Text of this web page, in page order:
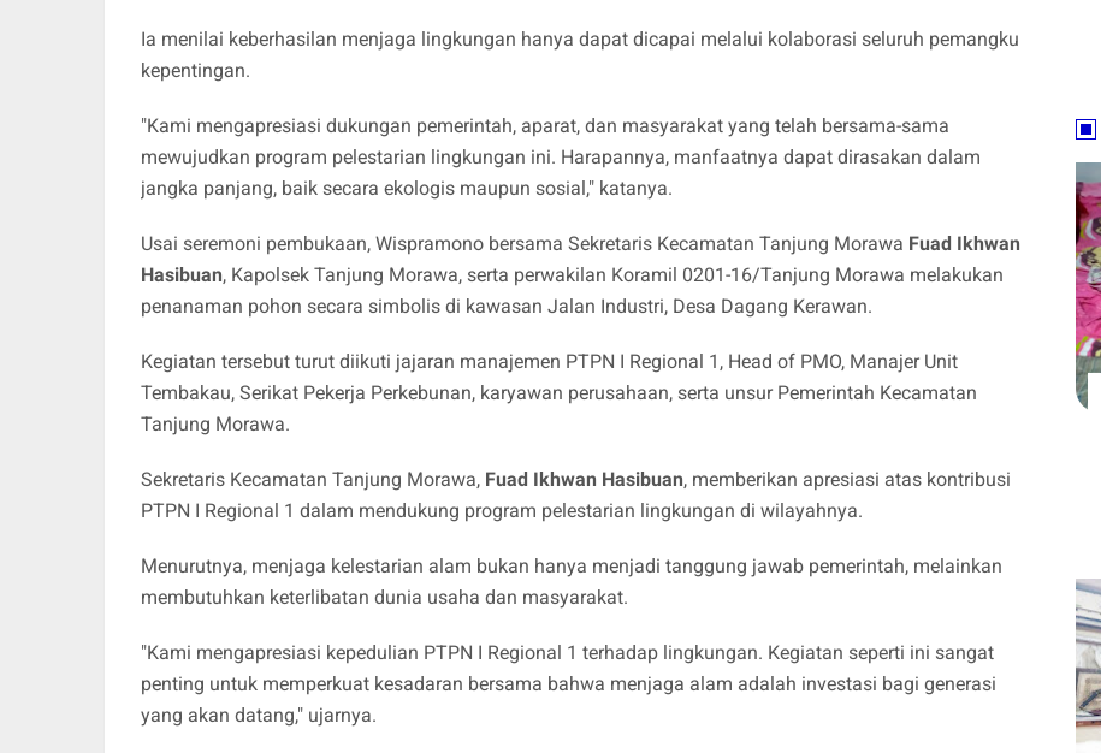
Ia menilai keberhasilan menjaga lingkungan hanya dapat dicapai melalui kolaborasi seluruh pemangku
kepentingan.
"Kami mengapresiasi dukungan pemerintah, aparat, dan masyarakat yang telah bersama-sama
mewujudkan program pelestarian lingkungan ini. Harapannya, manfaatnya dapat dirasakan dalam
jangka panjang, baik secara ekologis maupun sosial," katanya.
Usai seremoni pembukaan, Wispramono bersama Sekretaris Kecamatan Tanjung Morawa Fuad Ikhwan
Hasibuan, Kapolsek Tanjung Morawa, serta perwakilan Koramil 0201-16/Tanjung Morawa melakukan
penanaman pohon secara simbolis di kawasan Jalan Industri, Desa Dagang Kerawan.
Kegiatan tersebut turut diikuti jajaran manajemen PTPN I Regional 1, Head of PMO, Manajer Unit
Tembakau, Serikat Pekerja Perkebunan, karyawan perusahaan, serta unsur Pemerintah Kecamatan
Tanjung Morawa.
Sekretaris Kecamatan Tanjung Morawa, Fuad Ikhwan Hasibuan, memberikan apresiasi atas kontribusi
PTPN I Regional 1 dalam mendukung program pelestarian lingkungan di wilayahnya.
Menurutnya, menjaga kelestarian alam bukan hanya menjadi tanggung jawab pemerintah, melainkan
membutuhkan keterlibatan dunia usaha dan masyarakat.
"Kami mengapresiasi kepedulian PTPN I Regional 1 terhadap lingkungan. Kegiatan seperti ini sangat
penting untuk memperkuat kesadaran bersama bahwa menjaga alam adalah investasi bagi generasi
yang akan datang," ujarnya.